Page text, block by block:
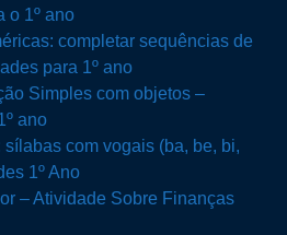
o 1º ano
completar sequências de
para 1º ano
Simples com objetos –
ano
com vogais (ba, be, bi,
1º Ano
– Atividade Sobre Finanças